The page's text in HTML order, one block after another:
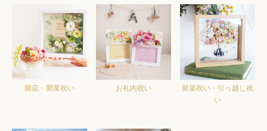
開店・開業祝い お礼内祝い
新築祝い・引っ越し祝
い